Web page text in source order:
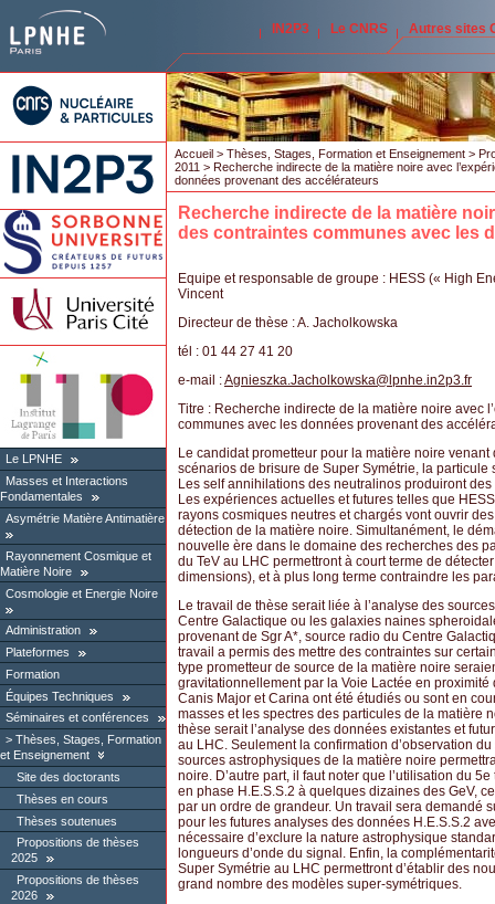
IN2P3 Le CNRS Autres sites
Le LPNHE
Masses et Interactions
Fondamentales
Asymétrie Matière Antimatière
Rayonnement Cosmique et
Matière Noire
Cosmologie et Energie Noire
Administration
Plateformes
Formation
Équipes Techniques
Séminaires et conférences
Thèses, Stages, Formation
et Enseignement
Site des doctorants
Thèses en cours
Thèses soutenues
Propositions de thèses
2025
Propositions de thèses
2026
Accueil > Thèses, Stages, Formation et Enseignement >
2011 > Recherche indirecte de la matière noire avec
données provenant des accélérateurs
Recherche indirecte de la matière
des contraintes communes avec les
Equipe et responsable de groupe : HESS (« High
Vincent
Directeur de thèse : A. Jacholkowska
tél : 01 44 27 41 20
e-mail :Agnieszka.Jacholkowska@ lpnhe.in2p3.fr
Titre : Recherche indirecte de la matière noire avec
communes avec les données provenant des
Le candidat prometteur pour la matière noire
scénarios de brisure de Super Symétrie, la
Les self annihilations des neutralinos produiront
Les expériences actuelles et futures telles que
rayons cosmiques neutres et chargés vont ouvrir
détection de la matière noire. Simultanément, le
nouvelle ère dans le domaine des recherches des
du TeV au LHC permettront à court terme de
dimensions), et à plus long terme contraindre les
Le travail de thèse serait liée à l’analyse des
Centre Galactique ou les galaxies naines
provenant de Sgr A*, source radio du Centre
travail a permis des mettre des contraintes sur
type prometteur de source de la matière noire
gravitationnellement par la Voie Lactée en
Canis Major et Carina ont été étudiés ou sont en
masses et les spectres des particules de la matière
thèse serait l’analyse des données existantes et
au LHC. Seulement la confirmation d’observation
sources astrophysiques de la matière noire
noire. D’autre part, il faut noter que l’utilisation du
en phase H.E.S.S.2 à quelques dizaines des GeV,
par un ordre de grandeur. Un travail sera demandé
pour les futures analyses des données H.E.S.S.2
nécessaire d’exclure la nature astrophysique
longueurs d’onde du signal. Enfin, la
Super Symétrie au LHC permettront d’établir des
grand nombre des modèles super-symétriques.